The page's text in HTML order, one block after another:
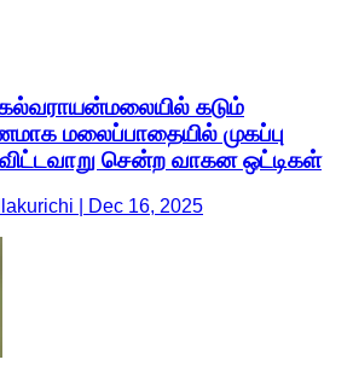
கடும்
மலைப்பாதையில் முகப்பு
சென்ற வாகன ஒட்டிகள்
| Dec 16, 2025